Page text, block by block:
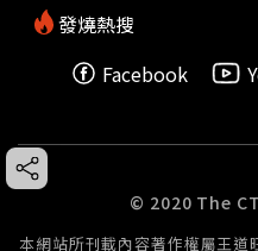
發燒熱搜
Facebook
© 2020 The
本網站所刊載內容著作權屬王